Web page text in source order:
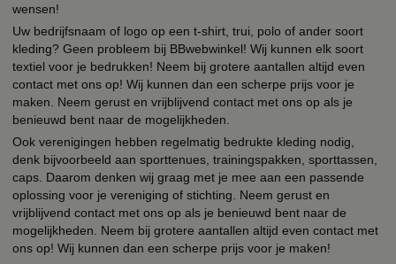
wensen!
Uw bedrijfsnaam of logo op een t-shirt, trui, polo of ander soort
kleding? Geen probleem bij BBwebwinkel! Wij kunnen elk soort
textiel voor je bedrukken! Neem bij grotere aantallen altijd even
contact met ons op! Wij kunnen dan een scherpe prijs voor je
maken. Neem gerust en vrijblijvend contact met ons op als je
benieuwd bent naar de mogelijkheden.
Ook verenigingen hebben regelmatig bedrukte kleding nodig,
denk bijvoorbeeld aan sporttenues, trainingspakken, sporttassen,
caps. Daarom denken wij graag met je mee aan een passende
oplossing voor je vereniging of stichting. Neem gerust en
vrijblijvend contact met ons op als je benieuwd bent naar de
mogelijkheden. Neem bij grotere aantallen altijd even contact met
ons op! Wij kunnen dan een scherpe prijs voor je maken!